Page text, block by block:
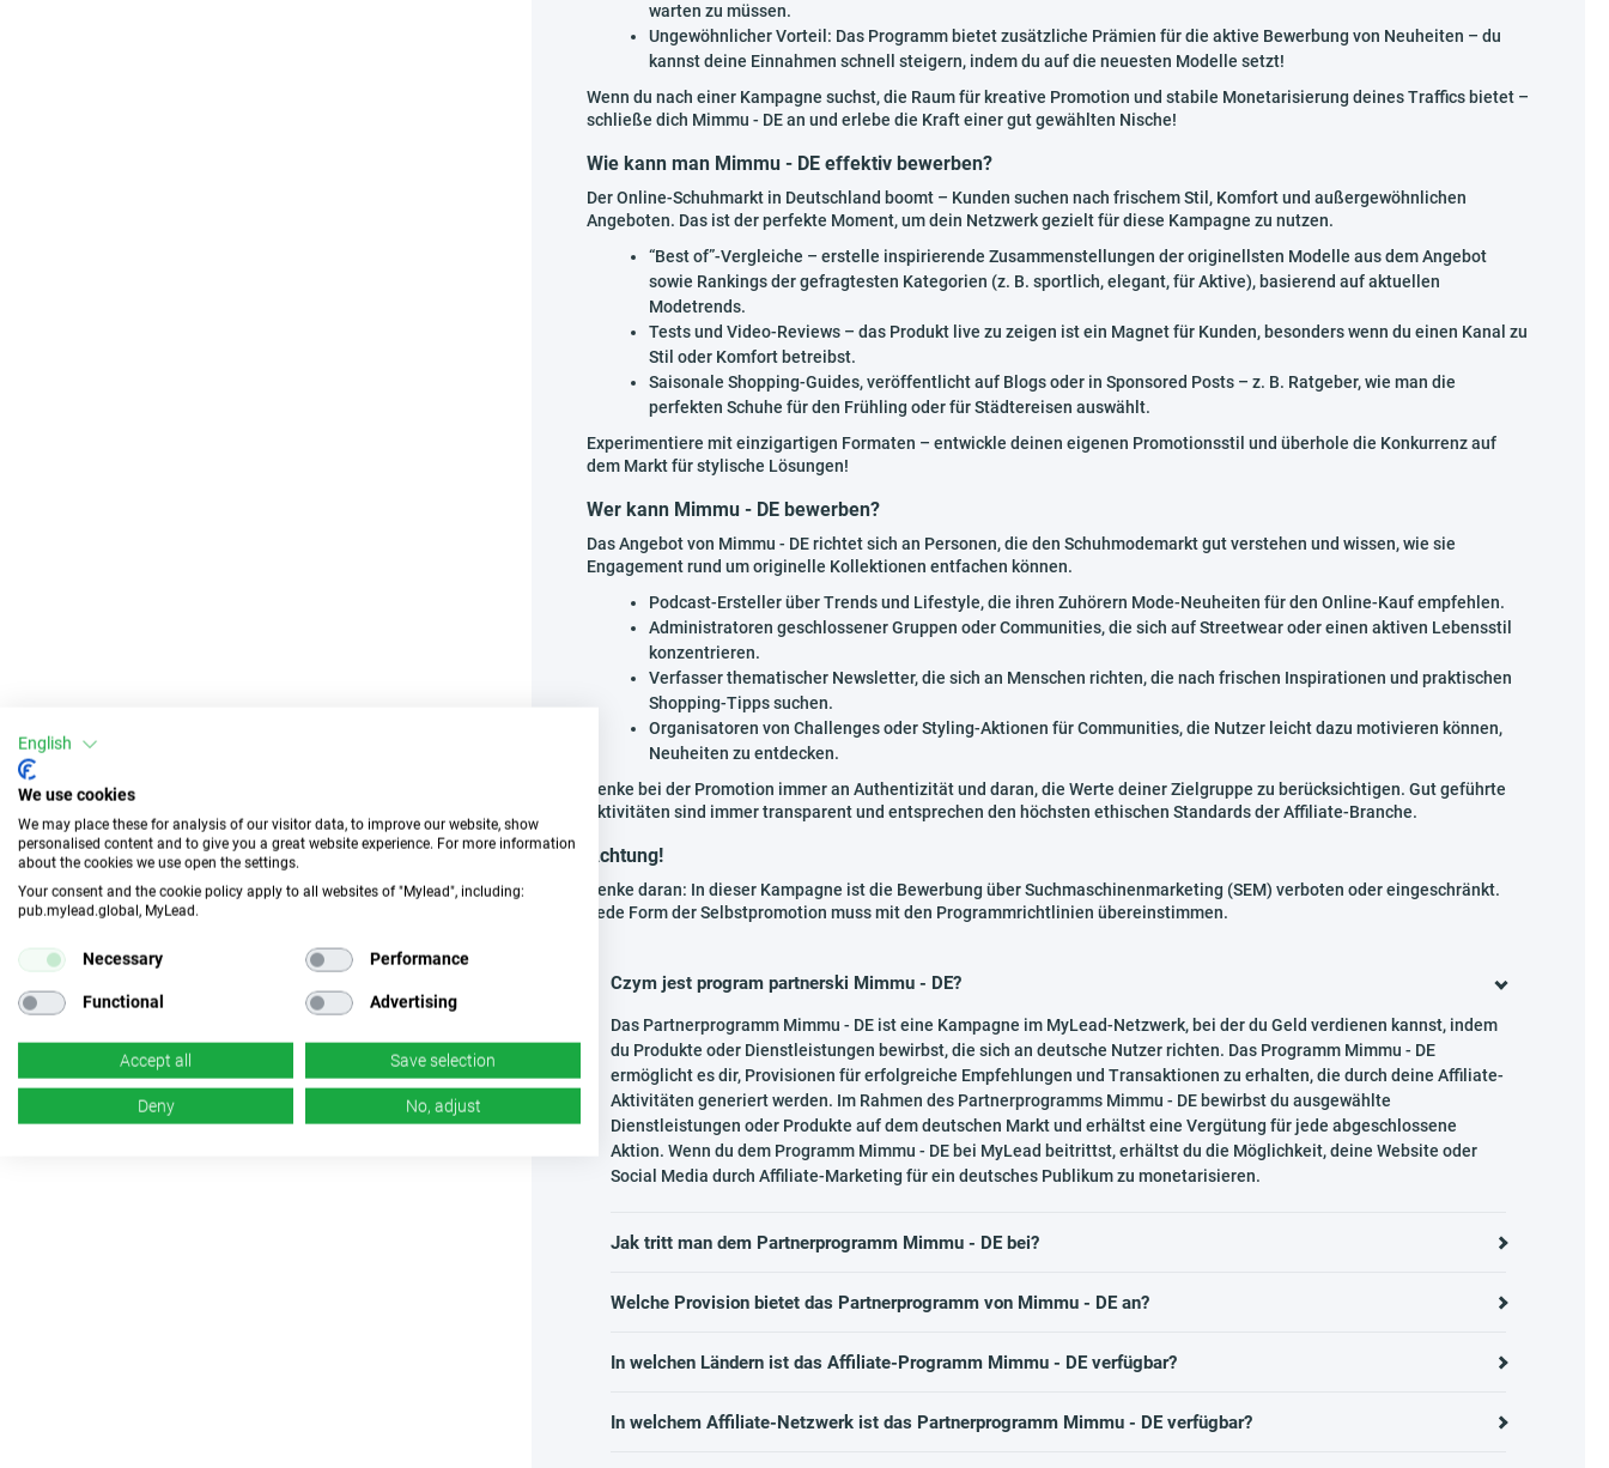
warten zu müssen.
Ungewöhnlicher Vorteil: Das Programm bietet zusätzliche Prämien für die aktive Bewerbung von Neuheiten – du
kannst deine Einnahmen schnell steigern, indem du auf die neuesten Modelle setzt!
Wenn du nach einer Kampagne suchst, die Raum für kreative Promotion und stabile Monetarisierung deines Traffics bietet –
schließe dich Mimmu - DE an und erlebe die Kraft einer gut gewählten Nische!
Wie kann man Mimmu - DE effektiv bewerben?
Der Online-Schuhmarkt in Deutschland boomt – Kunden suchen nach frischem Stil, Komfort und außergewöhnlichen
Angeboten. Das ist der perfekte Moment, um dein Netzwerk gezielt für diese Kampagne zu nutzen.
“Best of”-Vergleiche – erstelle inspirierende Zusammenstellungen der originellsten Modelle aus dem Angebot
sowie Rankings der gefragtesten Kategorien (z. B. sportlich, elegant, für Aktive), basierend auf aktuellen
Modetrends.
Tests und Video-Reviews – das Produkt live zu zeigen ist ein Magnet für Kunden, besonders wenn du einen Kanal zu
Stil oder Komfort betreibst.
Saisonale Shopping-Guides, veröffentlicht auf Blogs oder in Sponsored Posts – z. B. Ratgeber, wie man die
perfekten Schuhe für den Frühling oder für Städtereisen auswählt.
Experimentiere mit einzigartigen Formaten – entwickle deinen eigenen Promotionsstil und überhole die Konkurrenz auf
dem Markt für stylische Lösungen!
Wer kann Mimmu - DE bewerben?
Das Angebot von Mimmu - DE richtet sich an Personen, die den Schuhmodemarkt gut verstehen und wissen, wie sie
Engagement rund um originelle Kollektionen entfachen können.
Podcast-Ersteller über Trends und Lifestyle, die ihren Zuhörern Mode-Neuheiten für den Online-Kauf empfehlen.
Administratoren geschlossener Gruppen oder Communities, die sich auf Streetwear oder einen aktiven Lebensstil
konzentrieren.
Verfasser thematischer Newsletter, die sich an Menschen richten, die nach frischen Inspirationen und praktischen
Shopping-Tipps suchen.
Organisatoren von Challenges oder Styling-Aktionen für Communities, die Nutzer leicht dazu motivieren können,
Neuheiten zu entdecken.
Denke bei der Promotion immer an Authentizität und daran, die Werte deiner Zielgruppe zu berücksichtigen. Gut geführte
Aktivitäten sind immer transparent und entsprechen den höchsten ethischen Standards der Affiliate-Branche.
Achtung!
Denke daran: In dieser Kampagne ist die Bewerbung über Suchmaschinenmarketing (SEM) verboten oder eingeschränkt.
Jede Form der Selbstpromotion muss mit den Programmrichtlinien übereinstimmen.
Czym jest program partnerski Mimmu - DE?
Das Partnerprogramm Mimmu - DE ist eine Kampagne im MyLead-Netzwerk, bei der du Geld verdienen kannst, indem
du Produkte oder Dienstleistungen bewirbst, die sich an deutsche Nutzer richten. Das Programm Mimmu - DE
ermöglicht es dir, Provisionen für erfolgreiche Empfehlungen und Transaktionen zu erhalten, die durch deine Affiliate-
Aktivitäten generiert werden. Im Rahmen des Partnerprogramms Mimmu - DE bewirbst du ausgewählte
Dienstleistungen oder Produkte auf dem deutschen Markt und erhältst eine Vergütung für jede abgeschlossene
Aktion. Wenn du dem Programm Mimmu - DE bei MyLead beitrittst, erhältst du die Möglichkeit, deine Website oder
Social Media durch Affiliate-Marketing für ein deutsches Publikum zu monetarisieren.
Jak tritt man dem Partnerprogramm Mimmu - DE bei?
Welche Provision bietet das Partnerprogramm von Mimmu - DE an?
In welchen Ländern ist das Affiliate-Programm Mimmu - DE verfügbar?
In welchem Affiliate-Netzwerk ist das Partnerprogramm Mimmu - DE verfügbar?
English
We use cookies
We may place these for analysis of our visitor data, to improve our website, show
personalised content and to give you a great website experience. For more information
about the cookies we use open the settings.
Your consent and the cookie policy apply to all websites of "Mylead", including:
pub.mylead.global, MyLead.
Necessary Performance
Functional Advertising
Accept all Save selection
Deny No, adjust